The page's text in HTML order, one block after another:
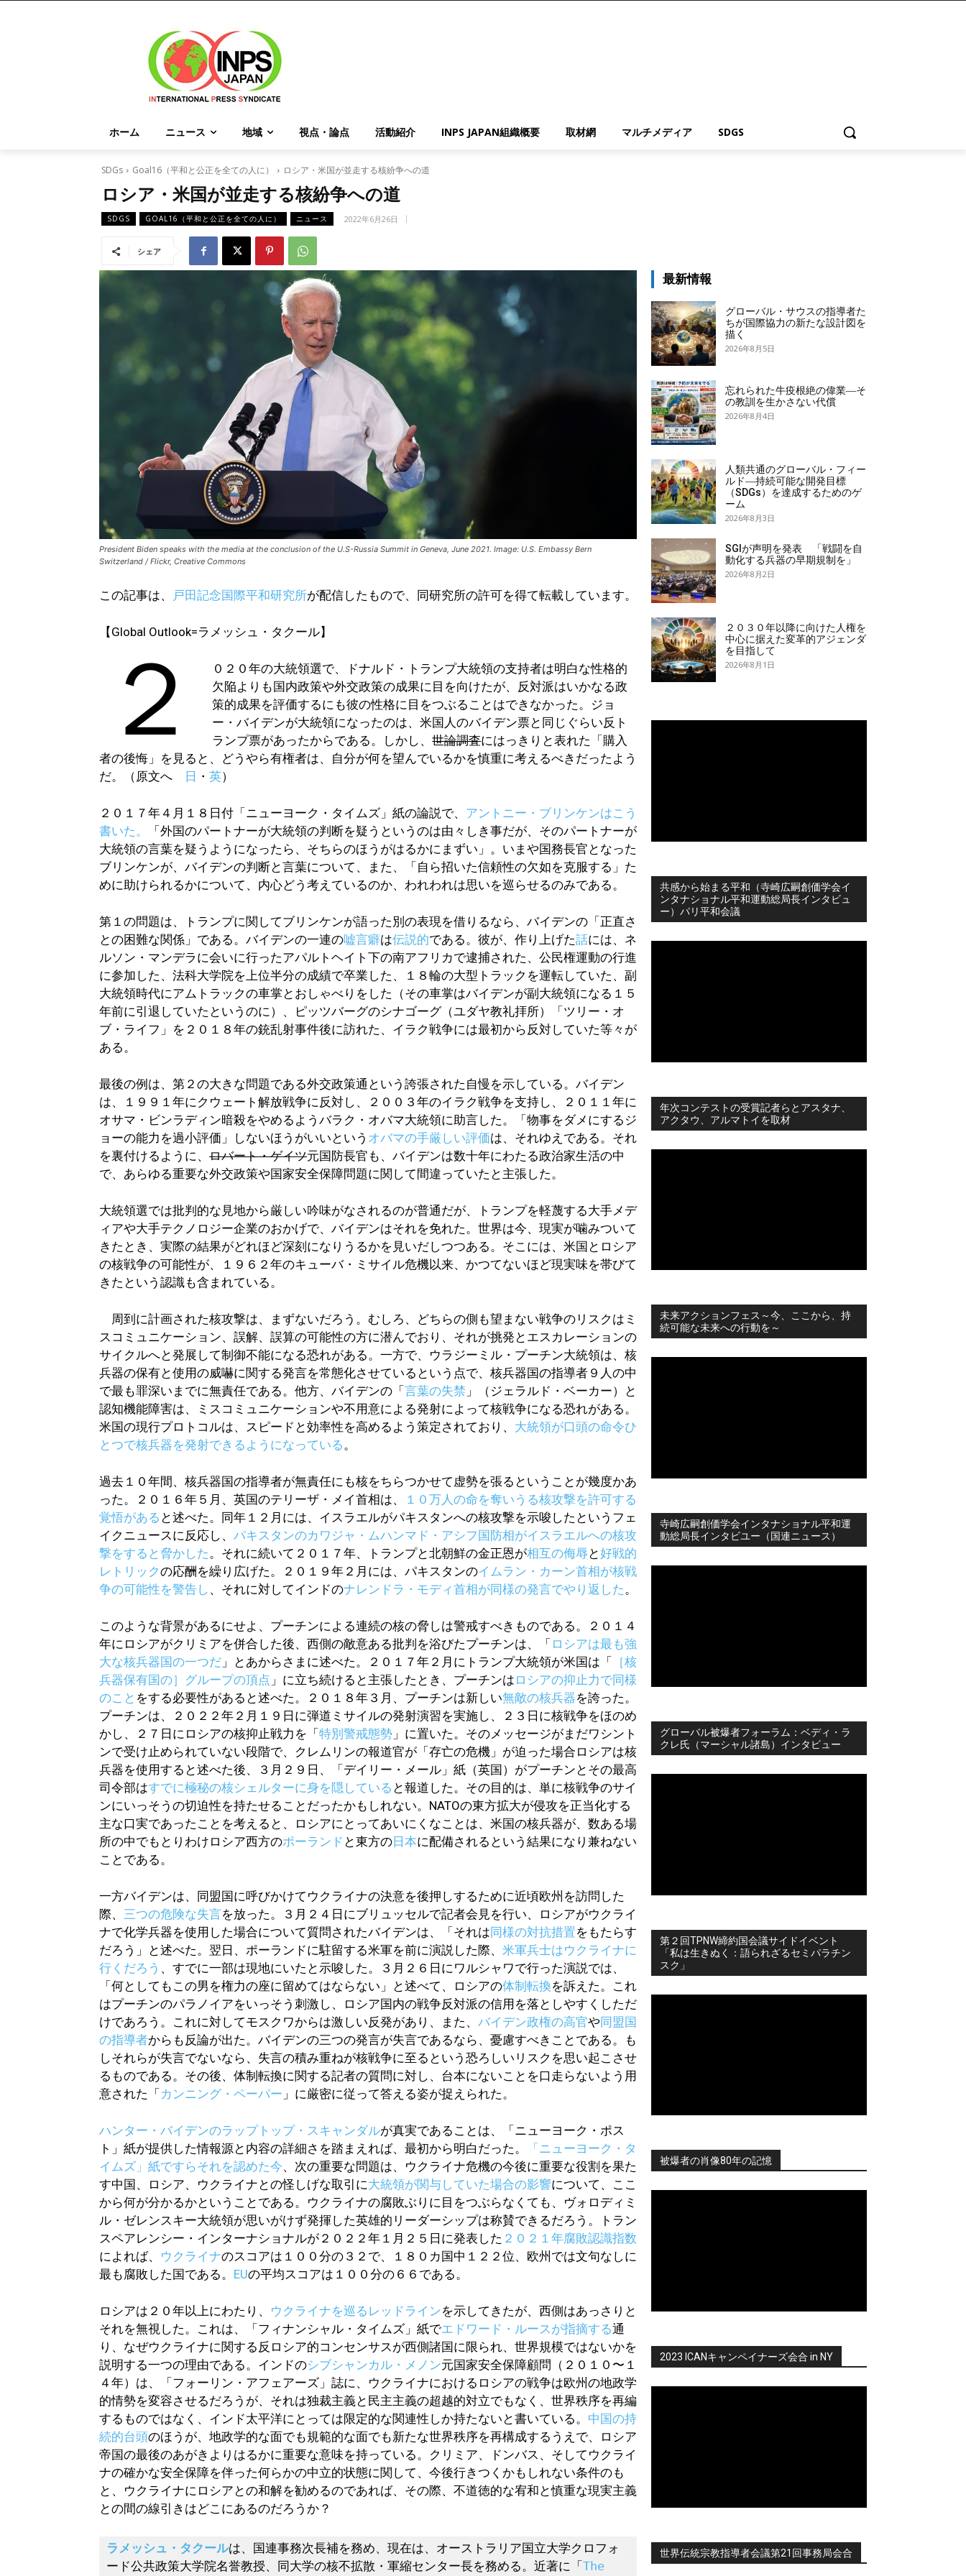
ホーム ニュース 地域 視点・論点 活動紹介 INPS JAPAN組織概要 取材網 マルチメディア SDGS
SDGs Goal16（平和と公正を全ての人に） ロシア・米国が並走する核紛争への道
ロシア・米国が並走する核紛争への道
SDGS GOAL16（平和と公正を全ての人に） ニュース 2022年6月26日
シェア
President Biden speaks with the media at the conclusion of the U.S-Russia Summit in Geneva, June 2021. Image: U.S. Embassy Bern
Switzerland / Flickr, Creative Commons
この記事は、 戸田記念国際平和研究所が配信したもので、同研究所の許可を得て転載しています。
【Global Outlook=ラメッシュ・タクール】
２
０２０年の大統領選で、ドナルド・トランプ大統領の支持者は明白な性格的
欠陥よりも国内政策や外交政策の成果に目を向けたが、反対派はいかなる政
策的成果を評価するにも彼の性格に目をつぶることはできなかった。ジョ
ー・バイデンが大統領になったのは、米国人のバイデン票と同じぐらい反ト
ランプ票があったからである。しかし、世論調査にはっきりと表れた「購入
者の後悔」を見ると、どうやら有権者は、自分が何を望んでいるかを慎重に考えるべきだったよう
だ。（原文へ
日 ・ 英）
２０１７年４月１８日付「ニューヨーク・タイムズ」紙の論説で、 アントニー・ブリンケンはこう
書いた。
「外国のパートナーが大統領の判断を疑うというのは由々しき事だが、そのパートナーが
大統領の言葉を疑うようになったら、そちらのほうがはるかにまずい」。いまや国務長官となった
ブリンケンが、バイデンの判断と言葉について、また、「自ら招いた信頼性の欠如を克服する」た
めに助けられるかについて、内心どう考えているのか、われわれは思いを巡らせるのみである。
第１の問題は、トランプに関してブリンケンが語った別の表現を借りるなら、バイデンの「正直さ
との困難な関係」である。バイデンの一連の嘘言癖は伝説的である。彼が、作り上げた話には、ネ
ルソン・マンデラに会いに行ったアパルトヘイト下の南アフリカで逮捕された、公民権運動の行進
に参加した、法科大学院を上位半分の成績で卒業した、１８輪の大型トラックを運転していた、副
大統領時代にアムトラックの車掌とおしゃべりをした（その車掌はバイデンが副大統領になる１５
年前に引退していたというのに）、ピッツバーグのシナゴーグ（ユダヤ教礼拝所）「ツリー・オ
ブ・ライフ」を２０１８年の銃乱射事件後に訪れた、イラク戦争には最初から反対していた等々が
ある。
最後の例は、第２の大きな問題である外交政策通という誇張された自慢を示している。バイデン
は、１９９１年にクウェート解放戦争に反対し、２００３年のイラク戦争を支持し、２０１１年に
オサマ・ビンラディン暗殺をやめるようバラク・オバマ大統領に助言した。「物事をダメにするジ
ョーの能力を過小評価」しないほうがいいという オバマの手厳しい評価は、それゆえである。それ
を裏付けるように、 ロバート・ゲイツ元国防長官も、バイデンは数十年にわたる政治家生活の中
で、あらゆる重要な外交政策や国家安全保障問題に関して間違っていたと主張した。
大統領選では批判的な見地から厳しい吟味がなされるのが普通だが、トランプを軽蔑する大手メデ
ィアや大手テクノロジー企業のおかげで、バイデンはそれを免れた。世界は今、現実が噛みついて
きたとき、実際の結果がどれほど深刻になりうるかを見いだしつつある。そこには、米国とロシア
の核戦争の可能性が、１９６２年のキューバ・ミサイル危機以来、かつてないほど現実味を帯びて
きたという認識も含まれている。
周到に計画された核攻撃は、まずないだろう。むしろ、どちらの側も望まない戦争のリスクはミ
スコミュニケーション、誤解、誤算の可能性の方に潜んでおり、それが挑発とエスカレーションの
サイクルへと発展して制御不能になる恐れがある。一方で、ウラジーミル・プーチン大統領は、核
兵器の保有と使用の威嚇に関する発言を常態化させているという点で、核兵器国の指導者９人の中
で最も罪深いまでに無責任である。他方、バイデンの「 言葉の失禁 」（ジェラルド・ベーカー）と
認知機能障害は、ミスコミュニケーションや不用意による発射によって核戦争になる恐れがある。
米国の現行プロトコルは、スピードと効率性を高めるよう策定されており、 大統領が口頭の命令ひ
とつで核兵器を発射できるようになっている。
過去１０年間、核兵器国の指導者が無責任にも核をちらつかせて虚勢を張るということが幾度かあ
った。２０１６年５月、英国のテリーザ・メイ首相は、
１０万人の命を奪いうる核攻撃を許可する
覚悟がある と述べた。同年１２月には、イスラエルがパキスタンへの核攻撃を示唆したというフェ
イクニュースに反応し、 パキスタンのカワジャ・ムハンマド・アシフ国防相がイスラエルへの核攻
撃をすると脅かした。それに続いて２０１７年、トランプと北朝鮮の金正恩が相互の侮辱 と好戦的
レトリックの応酬を繰り広げた。２０１９年２月には、パキスタンのイムラン・カーン首相が核戦
争の可能性を警告し 、それに対してインドのナレンドラ・モディ首相が同様の発言でやり返した。
このような背景があるにせよ、プーチンによる連続の核の脅しは警戒すべきものである。２０１４
年にロシアがクリミアを併合した後、西側の敵意ある批判を浴びたプーチンは、「 ロシアは最も強
大な核兵器国の一つだ 」とあからさまに述べた。２０１７年２月にトランプ大統領が米国は「
［核
兵器保有国の］グループの頂点 」に立ち続けると主張したとき、プーチンは ロシアの抑止力で同様
のこと をする必要性があると述べた。２０１８年３月、プーチンは新しい無敵の核兵器を誇った。
プーチンは、２０２２年２月１９日に弾道ミサイルの発射演習を実施し、２３日に核戦争をほのめ
かし、２７日にロシアの核抑止戦力を「 特別警戒態勢 」に置いた。そのメッセージがまだワシント
ンで受け止められていない段階で、クレムリンの報道官が「存亡の危機」が迫った場合ロシアは核
兵器を使用すると述べた後、３月２９日、「デイリー・メール」紙（英国）がプーチンとその最高
司令部はすでに極秘の核シェルターに身を隠している と報道した。その目的は、単に核戦争のサイ
ンにいっそうの切迫性を持たせることだったかもしれない。NATOの東方拡大が侵攻を正当化する
主な口実であったことを考えると、ロシアにとってあいにくなことは、米国の核兵器が、数ある場
所の中でもとりわけロシア西方のポーランド と東方の 日本に配備されるという結果になり兼ねない
ことである。
一方バイデンは、同盟国に呼びかけてウクライナの決意を後押しするために近頃欧州を訪問した
際、 三つの危険な失言を放った。３月２４日にブリュッセルで記者会見を行い、ロシアがウクライ
ナで化学兵器を使用した場合について質問されたバイデンは、「それは同様の対抗措置をもたらす
だろう」と述べた。翌日、ポーランドに駐留する米軍を前に演説した際、 米軍兵士はウクライナに
行くだろう 、すでに一部は現地にいたと示唆した。３月２６日にワルシャワで行った演説では、
「何としてもこの男を権力の座に留めてはならない」と述べて、ロシアの体制転換を訴えた。これ
はプーチンのパラノイアをいっそう刺激し、ロシア国内の戦争反対派の信用を落としやすくしただ
けであろう。これに対してモスクワからは激しい反発があり、また、 バイデン政権の高官や同盟国
の指導者からも反論が出た。バイデンの三つの発言が失言であるなら、憂慮すべきことである。も
しそれらが失言でないなら、失言の積み重ねが核戦争に至るという恐ろしいリスクを思い起こさせ
るものである。その後、体制転換に関する記者の質問に対し、台本にないことを口走らないよう用
意された「 カンニング・ペーパー 」に厳密に従って答える姿が捉えられた。
ハンター・バイデンのラップトップ・スキャンダルが真実であることは、「ニューヨーク・ポス
ト」紙が提供した情報源と内容の詳細さを踏まえれば、最初から明白だった。
「ニューヨーク・タ
イムズ」紙ですらそれを認めた今、次の重要な問題は、ウクライナ危機の今後に重要な役割を果た
す中国、ロシア、ウクライナとの怪しげな取引に大統領が関与していた場合の影響について、ここ
から何が分かるかということである。ウクライナの腐敗ぶりに目をつぶらなくても、ヴォロディミ
ル・ゼレンスキー大統領が思いがけず発揮した英雄的リーダーシップは称賛できるだろう。トラン
スペアレンシー・インターナショナルが２０２２年１月２５日に発表した ２０２１年腐敗認識指数
によれば、 ウクライナのスコアは１００分の３２で、１８０カ国中１２２位、欧州では文句なしに
最も腐敗した国である。 EUの平均スコアは１００分の６６である。
ロシアは２０年以上にわたり、 ウクライナを巡るレッドラインを示してきたが、西側はあっさりと
それを無視した。これは、「フィナンシャル・タイムズ」紙でエドワード・ルースが指摘する通
り、なぜウクライナに関する反ロシア的コンセンサスが西側諸国に限られ、世界規模ではないかを
説明する一つの理由である。インドのシブシャンカル・メノン元国家安全保障顧問（２０１０〜１
４年）は、「フォーリン・アフェアーズ」誌に、ウクライナにおけるロシアの戦争は欧州の地政学
的情勢を変容させるだろうが、それは独裁主義と民主主義の超越的対立でもなく、世界秩序を再編
するものではなく、インド太平洋にとっては限定的な関連性しか持たないと書いている。 中国の持
続的台頭のほうが、地政学的な面でも規範的な面でも新たな世界秩序を再構成するうえで、ロシア
帝国の最後のあがきよりはるかに重要な意味を持っている。クリミア、ドンバス、そしてウクライ
ナの確かな安全保障を伴った何らかの中立的状態に関して、今後行きつくかもしれない条件のも
と、ウクライナにロシアとの和解を勧めるのであれば、その際、不道徳的な宥和と慎重な現実主義
との間の線引きはどこにあるのだろうか？
ラメッシュ・タクールは、国連事務次長補を務め、現在は、オーストラリア国立大学クロフォ
ード公共政策大学院名誉教授、同大学の核不拡散・軍縮センター長を務める。近著に「 The
最新情報
グローバル・サウスの指導者た
ちが国際協力の新たな設計図を
描く
2026年8月5日
忘れられた牛疫根絶の偉業―そ
の教訓を生かさない代償
2026年8月4日
人類共通のグローバル・フィー
ルド―持続可能な開発目標
（SDGs）を達成するためのゲ
ーム
2026年8月3日
SGIが声明を発表 「戦闘を自
動化する兵器の早期規制を」
2026年8月2日
２０３０年以降に向けた人権を
中心に据えた変革的アジェンダ
を目指して
2026年8月1日
共感から始まる平和（寺崎広嗣創価学会イ
ンタナショナル平和運動総局長インタビュ
ー）パリ平和会議
年次コンテストの受賞記者らとアスタナ、
アクタウ、アルマトイを取材
未来アクションフェス～今、ここから、持
続可能な未来への行動を～
寺崎広嗣創価学会インタナショナル平和運
動総局長インタビユー（国連ニュース）
グローバル被爆者フォーラム：ベディ・ラ
クレ氏（マーシャル諸島）インタビュー
第２回TPNW締約国会議サイドイベント
「私は生きぬく：語られざるセミパラチン
スク」
被爆者の肖像80年の記憶
2023 ICANキャンペイナーズ会合 in NY
世界伝統宗教指導者会議第21回事務局会合